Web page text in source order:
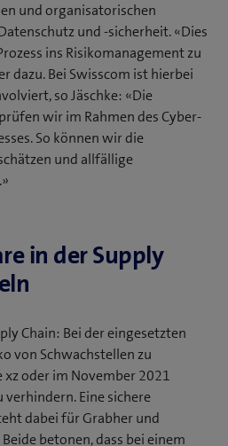
und organisatorischen
und -sicherheit. «Dies
ins Risikomanagement zu
dazu. Bei Swisscom ist hierbei
so Jäschke: «Die
wir im Rahmen des Cyber-
So können wir die
und allfällige
in der Supply
Chain: Bei der eingesetzten
von Schwachstellen zu
oder im November 2021
Eine sichere
dabei für Grabher und
betonen, dass bei einem